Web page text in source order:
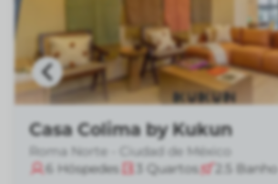
Casa Colima by Kukun
Roma Norte - Ciudad de México
6 Hóspedes Quartos
Banho